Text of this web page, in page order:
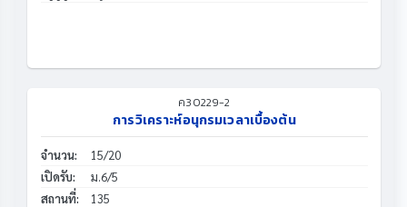
ค30229-2
การวิเคราะห์อนุกรมเวลาเบื้องต้น
จำนวน:
15/20
เปิดรับ:
ม.6/5
สถานที่:
135